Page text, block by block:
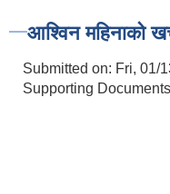
आश्विन महिनाको
Submitted on: Fri, 01/
Supporting